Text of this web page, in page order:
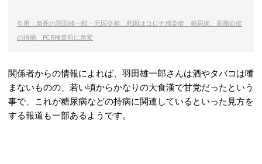
引用：急死の羽田雄一郎・元国交相、死因はコロナ感染症 糖尿病、高脂血症
の持病 PCR検査前に急変
関係者からの情報によれば、羽田雄一郎さんは酒やタバコは嗜
まないものの、若い頃からかなりの大食漢で甘党だったという
事で、これが糖尿病などの持病に関連しているといった見方を
する報道も一部あるようです。